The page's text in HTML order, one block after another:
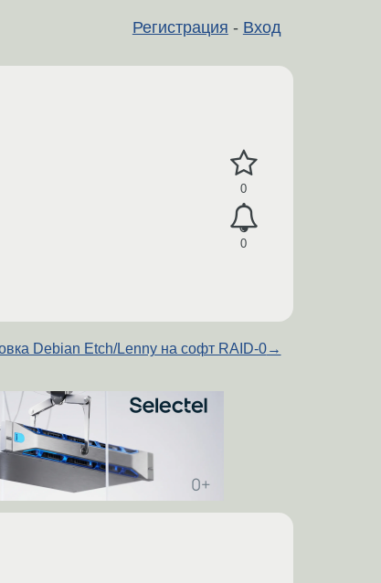
Регистрация - Вход
0
0
Debian Etch/Lenny на софт RAID-0→